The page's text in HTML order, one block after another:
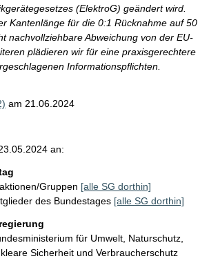
(ElektroG) geändert wird.
Kantenlänge für die 0:1 Rücknahme auf 50
nachvollziehbare Abweichung von der EU-
plädieren wir für eine praxisgerechtere
Informationspflichten.
am 21.06.2024
an:
Gruppen [alle SG dorthin]
des Bundestages [alle SG dorthin]
für Umwelt, Naturschutz,
Sicherheit und Verbraucherschutz